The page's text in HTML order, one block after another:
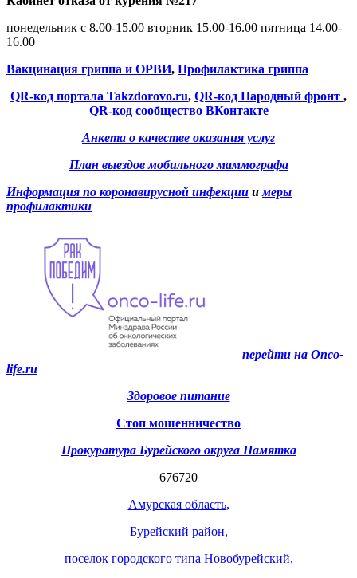
понедельник с 8.00-15.00 вторник 15.00-16.00 пятница 14.00-
16.00
Вакцинация гриппа и ОРВИ, Профилактика гриппа
QR-код портала Takzdorovo.ru, QR-код Народный фронт ,
QR-код сообщество ВКонтакте
Анкета о качестве оказания услуг
План выездов мобильного маммографа
Информация по коронавирусной инфекции имеры
профилактики
перейти на Onco-
life.ru
Здоровое питание
Стоп мошенничество
Прокуратура Бурейского округа Памятка
676720
Амурская область,
Бурейский район,
поселок городского типа Новобурейский,